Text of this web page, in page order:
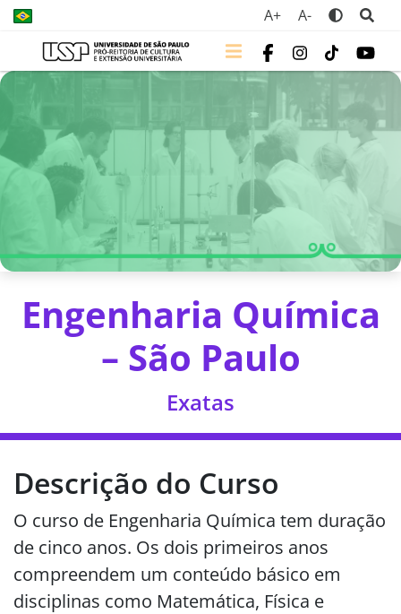
A+ A-
Engenharia Química
– São Paulo
Exatas
Descrição do Curso
O curso de Engenharia Química tem duração
de cinco anos. Os dois primeiros anos
compreendem um conteúdo básico em
disciplinas como Matemática, Física e